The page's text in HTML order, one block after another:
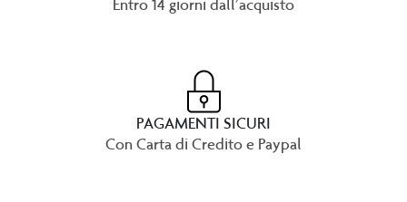
Entro 14 giorni dall’acquisto
PAGAMENTI SICURI
Con Carta di Credito e Paypal